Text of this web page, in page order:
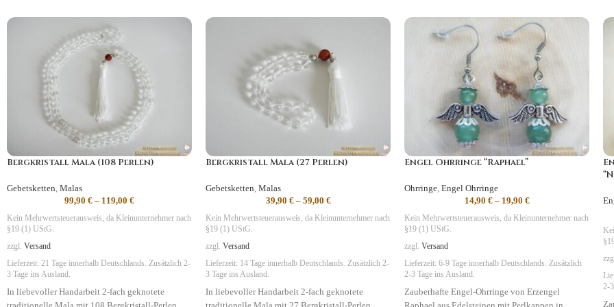
Bergkristall Mala (108 Perlen)
Gebetsketten Malas
99,90 € – 119,00 €
Kein Mehrwertsteuerausweis, da Kleinunternehmer nach
§19 (1) UStG.
zzgl. Versand
Lieferzeit: 21 Tage innerhalb Deutschlands. Zusätzlich 2-
3 Tage ins Ausland.
In liebevoller Handarbeit 2-fach geknotete
Bergkristall Mala (27 Perlen)
Gebetsketten Malas
39,90 €– 59,00 €
Kein Mehrwertsteuerausweis, da Kleinunternehmer nach
§19 (1) UStG.
zzgl. Versand
Lieferzeit: 14 Tage innerhalb Deutschlands. Zusätzlich 2-
3 Tage ins Ausland.
In liebevoller Handarbeit 2-fach geknotete
Engel Ohrringe “Raphael”
Ohrringe Engel Ohrringe
14,90 €– 19,90 €
Kein Mehrwertsteuerausweis, da Kleinunternehmer nach
§19 (1) UStG.
zzgl. Versand
Lieferzeit: 6-9 Tage innerhalb Deutschlands. Zusätzlich
2-3 Tage ins Ausland.
Zauberhafte Engel-Ohrringe von Erzengel
2-